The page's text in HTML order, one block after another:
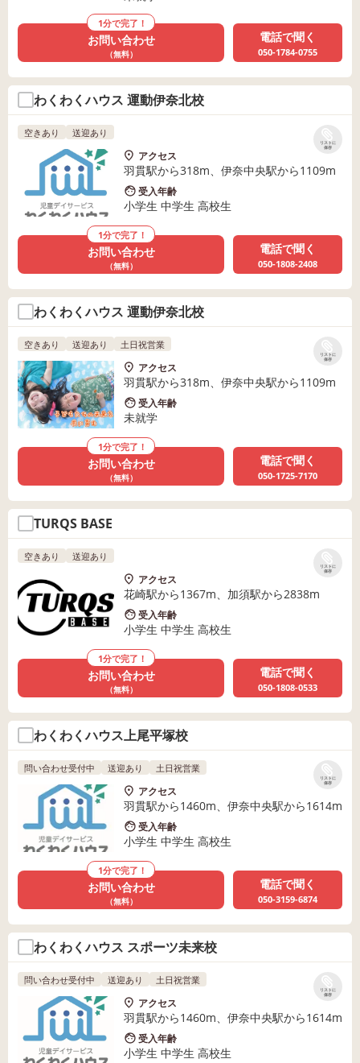
1分で完了！
お問い合わせ
（無料）
電話で聞く
050-1784-0755
わくわくハウス 運動伊奈北校
リストに
保存
空きあり 送迎あり
アクセス
羽貫駅から318m、伊奈中央駅から1109m
受入年齢
小学生 中学生 高校生
1分で完了！
お問い合わせ
（無料）
電話で聞く
050-1808-2408
わくわくハウス 運動伊奈北校
リストに
保存
空きあり 送迎あり 土日祝営業
アクセス
羽貫駅から318m、伊奈中央駅から1109m
受入年齢
未就学
1分で完了！
お問い合わせ
（無料）
電話で聞く
050-1725-7170
TURQS BASE
リストに
保存
空きあり 送迎あり
アクセス
花崎駅から1367m、加須駅から2838m
受入年齢
小学生 中学生 高校生
1分で完了！
お問い合わせ
（無料）
電話で聞く
050-1808-0533
わくわくハウス上尾平塚校
リストに
保存
問い合わせ受付中 送迎あり 土日祝営業
アクセス
羽貫駅から1460m、伊奈中央駅から1614m
受入年齢
小学生 中学生 高校生
1分で完了！
お問い合わせ
（無料）
電話で聞く
050-3159-6874
わくわくハウス スポーツ未来校
リストに
保存
問い合わせ受付中 送迎あり 土日祝営業
アクセス
羽貫駅から1460m、伊奈中央駅から1614m
受入年齢
小学生 中学生 高校生